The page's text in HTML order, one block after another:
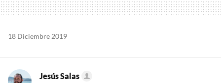
18 Diciembre 2019
Jesús Salas